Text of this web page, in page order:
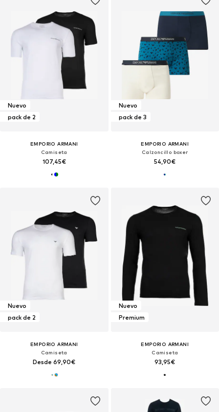
Nuevo
pack de 2
EMPORIO ARMANI
Camiseta
107,45€
Nuevo
pack de 3
EMPORIO ARMANI
Calzoncillo boxer
54,90€
Nuevo
pack de 2
EMPORIO ARMANI
Camiseta
Desde 69,90€
Nuevo
Premium
EMPORIO ARMANI
Camiseta
93,95€